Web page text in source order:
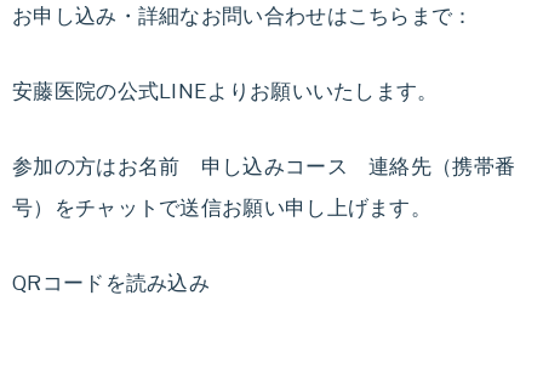
お申し込み・詳細なお問い合わせはこちらまで：
安藤医院の公式LINEよりお願いいたします。
参加の方はお名前 申し込みコース 連絡先（携帯番
号）をチャットで送信お願い申し上げます。
QRコードを読み込み